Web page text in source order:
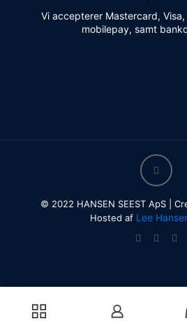
Vi accepterer Mastercard,
mobilepay, samt
© 2022 HANSEN SEEST ApS |
Hosted af Lee